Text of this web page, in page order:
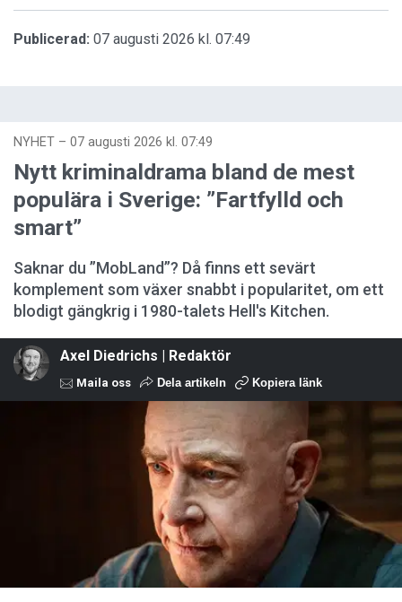
Publicerad: 07 augusti 2026 kl. 07:49
NYHET – 07 augusti 2026 kl. 07:49
Nytt kriminaldrama bland de mest
populära i Sverige: ”Fartfylld och
smart”
Saknar du ”MobLand”? Då finns ett sevärt
komplement som växer snabbt i popularitet, om ett
blodigt gängkrig i 1980-talets Hell's Kitchen.
Axel Diedrichs | Redaktör
Maila oss Dela artikeln Kopiera länk